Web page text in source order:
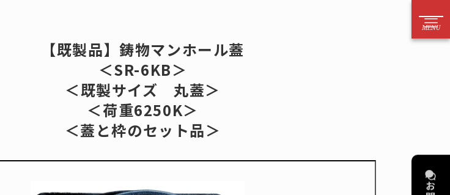
株式会社三立 052－221－6626
（お急ぎの方はお電話からのご注文をお願いいたします）
開口寸法について
ご利用案内
注文方法
お見積り依頼
作図制作
フォーム
【既製品】鋳物マンホール蓋
＜SR-6KB＞
＜既製サイズ 丸蓋＞
＜荷重6250K＞
＜蓋と枠のセット品＞